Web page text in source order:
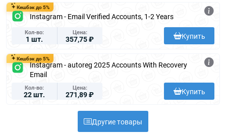
Кешбэк до 5%
Instagram - Email Verified Accounts, 1-2 Years
Кол-во
1 шт.
Цена
357,75 ₽ Купить
Кешбэк до 5%
Instagram - autoreg 2025 Accounts With Recovery
Email
Кол-во
22 шт.
Цена
271,89 ₽ Купить
Другие товары